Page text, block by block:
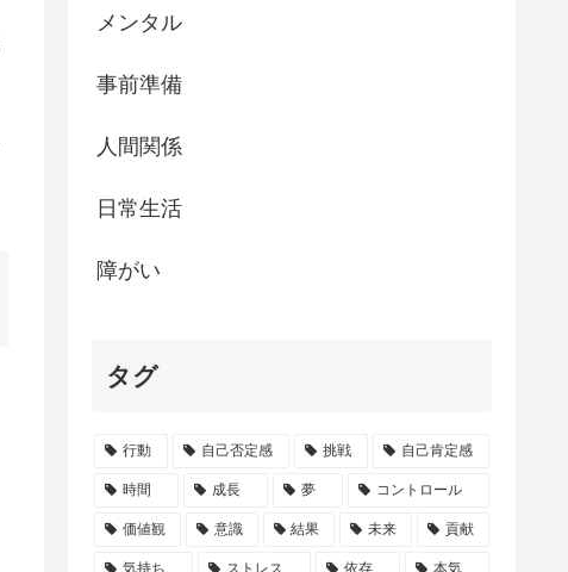
メンタル
事前準備
人間関係
日常生活
障がい
タグ
行動 自己否定感 挑戦 自己肯定感
時間 成長 夢 コントロール
価値観 意識 結果 未来 貢献